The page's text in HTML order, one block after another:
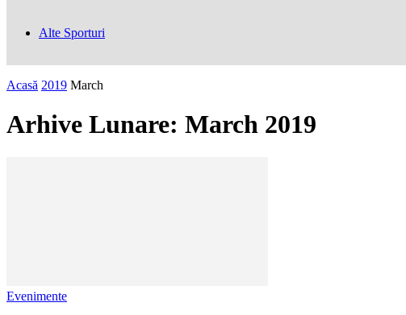
Alte Sporturi
Acasă 2019 March
Arhive Lunare: March 2019
Evenimente